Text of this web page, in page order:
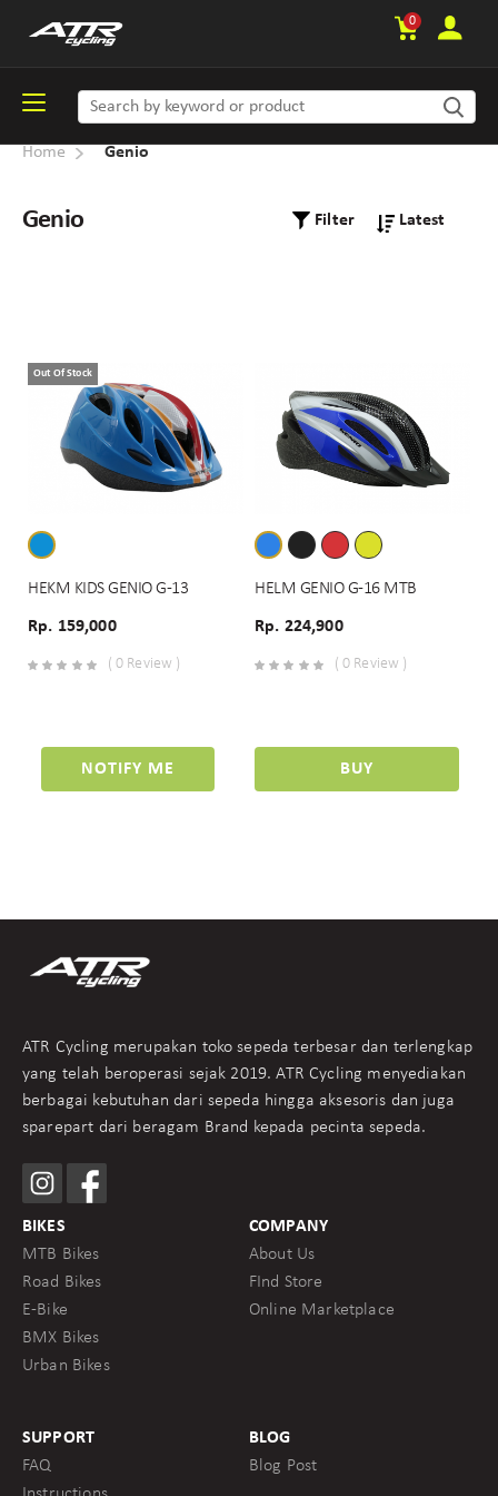
0
Home Genio
Genio Filter
Out Of Stock
HEKM KIDS GENIO G-13
Rp. 159,000
( 0 Review )
NOTIFY ME
HELM GENIO G-16 MTB
Rp. 224,900
( 0 Review )
BUY
ATR Cycling merupakan toko sepeda terbesar dan terlengkap
yang telah beroperasi sejak 2019. ATR Cycling menyediakan
berbagai kebutuhan dari sepeda hingga aksesoris dan juga
sparepart dari beragam Brand kepada pecinta sepeda.
BIKES
MTB Bikes
Road Bikes
E-Bike
BMX Bikes
Urban Bikes
COMPANY
About Us
FInd Store
Online Marketplace
SUPPORT
FAQ
BLOG
Blog Post